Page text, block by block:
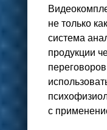
не только
система
продукции
с